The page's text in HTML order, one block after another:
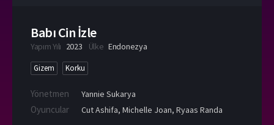
Babı Cin İzle
Yapım Yılı 2023 Ülke Endonezya
Gizem Korku
Yönetmen Yannie Sukarya
Oyuncular Cut Ashifa, Michelle Joan, Ryaas Randa